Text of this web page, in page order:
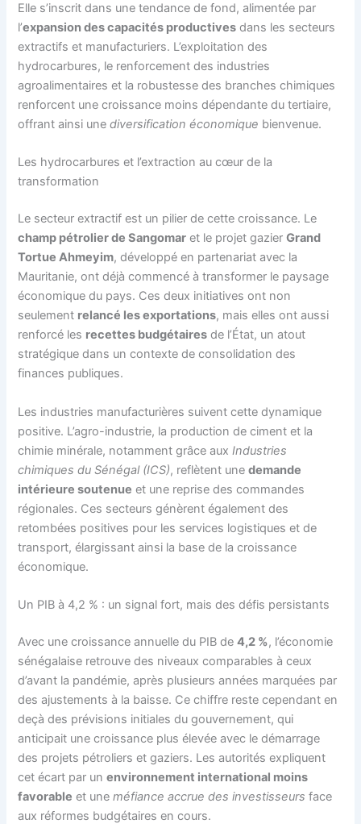
Elle s’inscrit dans une tendance de fond, alimentée par
l’expansion des capacités productives dans les secteurs
extractifs et manufacturiers. L’exploitation des
hydrocarbures, le renforcement des industries
agroalimentaires et la robustesse des branches chimiques
renforcent une croissance moins dépendante du tertiaire,
offrant ainsi unediversification économique bienvenue.
Les hydrocarbures et l’extraction au cœur de la
transformation
Le secteur extractif est un pilier de cette croissance. Le
champ pétrolier de Sangomar et le projet gazierGrand
Tortue Ahmeyim, développé en partenariat avec la
Mauritanie, ont déjà commencé à transformer le paysage
économique du pays. Ces deux initiatives ont non
seulement relancé les exportations, mais elles ont aussi
renforcé les recettes budgétaires de l’État, un atout
stratégique dans un contexte de consolidation des
finances publiques.
Les industries manufacturières suivent cette dynamique
positive. L’agro-industrie, la production de ciment et la
chimie minérale, notamment grâce aux Industries
chimiques du Sénégal (ICS), reflètent unedemande
intérieure soutenue et une reprise des commandes
régionales. Ces secteurs génèrent également des
retombées positives pour les services logistiques et de
transport, élargissant ainsi la base de la croissance
économique.
Un PIB à 4,2 % : un signal fort, mais des défis persistants
Avec une croissance annuelle du PIB de4,2 %, l’économie
sénégalaise retrouve des niveaux comparables à ceux
d’avant la pandémie, après plusieurs années marquées par
des ajustements à la baisse. Ce chiffre reste cependant en
deçà des prévisions initiales du gouvernement, qui
anticipait une croissance plus élevée avec le démarrage
des projets pétroliers et gaziers. Les autorités expliquent
cet écart par unenvironnement international moins
favorable et uneméfiance accrue des investisseurs face
aux réformes budgétaires en cours.